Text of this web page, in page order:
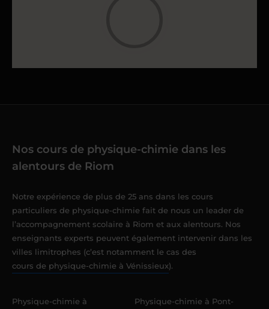
Nos cours de physique-chimie dans les
alentours de Riom
Notre expérience de plus de 25 ans dans les cours
particuliers de physique-chimie fait de nous un leader de
l’accompagnement scolaire à Riom et aux alentours. Nos
enseignants experts peuvent également intervenir dans les
villes limitrophes (c’est notamment le cas des
cours de physique-chimie à Vénissieux).
Physique-chimie à
Physique-chimie à Pont-